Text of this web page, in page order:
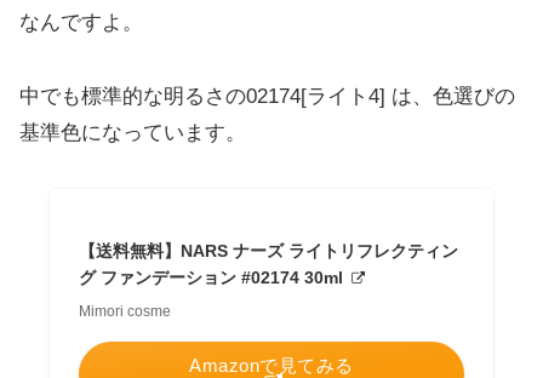
なんですよ。
中でも標準的な明るさの02174[ライト4] は、色選びの
基準色になっています。
【送料無料】NARS ナーズ ライトリフレクティン
グ ファンデーション #02174 30ml
Mimori cosme
Amazonで見てみる